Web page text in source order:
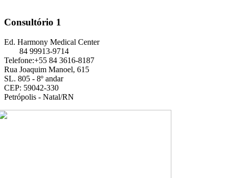
Consultório 1
Ed. Harmony Medical Center
84 99913-9714
Telefone:+55 84 3616-8187
Rua Joaquim Manoel, 615
SL. 805 - 8º andar
CEP: 59042-330
Petrópolis - Natal/RN